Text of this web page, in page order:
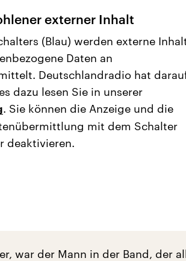
externer Inhalt
(Blau) werden externe
Daten an
Deutschlandradio hat
dazu lesen Sie in unserer
. Sie können die Anzeige und die
mit dem Schalter
deaktivieren.
war der Mann in der Band, der